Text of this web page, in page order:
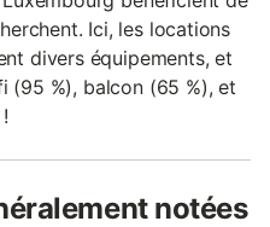
Ici, les locations
divers équipements, et
(95 %), balcon (65 %), et
notées